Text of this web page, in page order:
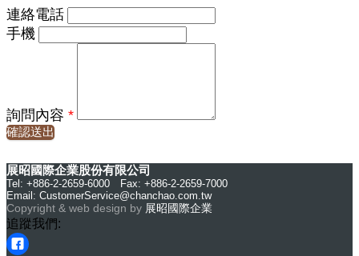
連絡電話
手機
詢問內容 *
確認送出
展昭國際企業股份有限公司
Tel: +886-2-2659-6000 Fax: +886-2-2659-7000
Email: CustomerService@chanchao.com.tw
Copyright & web design by 展昭國際企業
追蹤我們: